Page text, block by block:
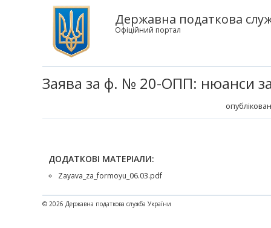
Державна податкова
Офіційний портал
Заява за ф. № 20-ОПП: нюанси
ДОДАТКОВІ МАТЕРІАЛИ:
Zayava_za_formoyu_06.03.pdf
© 2026 Державна податкова служба України